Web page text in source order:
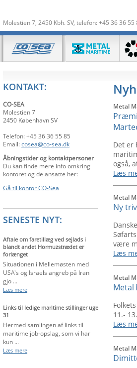
Molestien 7, 2450 Kbh. SV, telefon: +45 36 36 55
KONTAKT:
CO-SEA
Molestien 7
2450 København SV
Telefon: +45 36 36 55 85
Email:cosea@co-sea.dk
Åbningstider og kontaktpersoner
Du kan finde mere info omkring
kontoret og de ansatte her:
Gå til kontor CO-Sea
SENESTE NYT:
Aftale om faretillæg ved sejlads i
blandt andet Hormuzstrædet er
forlænget
Situationen i Mellemøsten med
USA's og Israels angreb på Iran
gjo ...
Læs mere
Links til ledige maritime stillinger uge
31
Hermed samlingen af links til
maritime job-opslag, som vi har
kun ...
Læs mere
Metal
Det er
også,
Læs
Metal
Ny
være
Læs
Metal
Metal
11.-
Læs
Metal